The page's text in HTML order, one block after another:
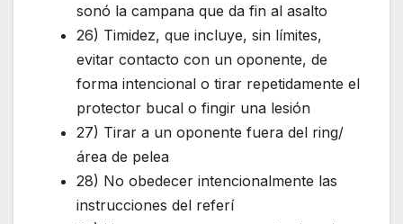
sonó la campana que da fin al asalto
26) Timidez, que incluye, sin límites,
evitar contacto con un oponente, de
forma intencional o tirar repetidamente el
protector bucal o fingir una lesión
27) Tirar a un oponente fuera del ring/
área de pelea
28) No obedecer intencionalmente las
instrucciones del referí